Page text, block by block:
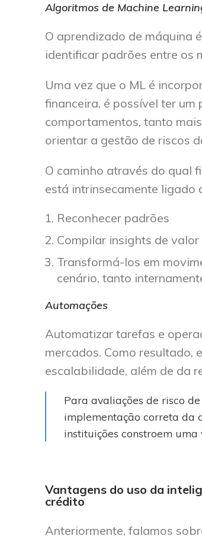
Algoritmos de Machine
O aprendizado de máquina
identificar padrões entre os
Uma vez que o ML é
financeira, é possível ter
comportamentos, tanto
orientar a gestão de riscos
O caminho através do qual
está intrinsecamente ligado
Reconhecer padrões
Compilar insights de valor
Transformá-los em
cenário, tanto
Automações
Automatizar tarefas e
mercados. Como resultado,
escalabilidade, além de da
Para avaliações de risco
implementação correta da
instituições constroem
Vantagens do uso da
crédito
Anteriormente, falamos